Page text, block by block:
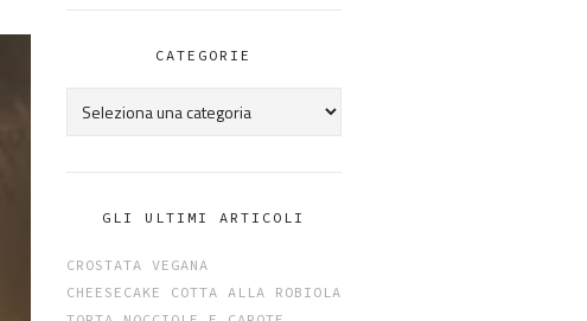
CATEGORIE
Categorie
GLI ULTIMI ARTICOLI
CROSTATA VEGANA
CHEESECAKE COTTA ALLA ROBIOLA